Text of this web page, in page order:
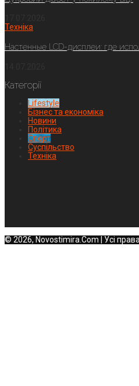
Техніка
Настенные LCD-дисплеи: где
Категорії
Lifestyle
Бізнес та економіка
Новини
Політика
Спорт
Суспільство
Техніка
© 2026, Novostimira.Com | Усі